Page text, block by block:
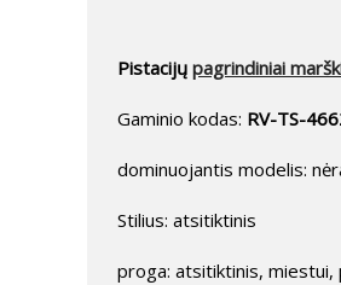
Pistacijų pagrindiniai
Gaminio kodas: RV-TS-
dominuojantis modelis:
Stilius: atsitiktinis
proga: atsitiktinis, miestui,